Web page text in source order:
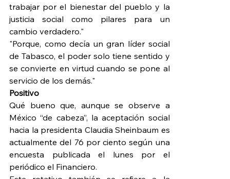
trabajar por el bienestar del pueblo y la
justicia social como pilares para un
cambio verdadero."
"Porque, como decía un gran líder social
de Tabasco, el poder solo tiene sentido y
se convierte en virtud cuando se pone al
servicio de los demás."
Positivo
Qué bueno que, aunque se observe a
México “de cabeza”, la aceptación social
hacia la presidenta Claudia Sheinbaum es
actualmente del 76 por ciento según una
encuesta publicada el lunes por el
periódico el Financiero.